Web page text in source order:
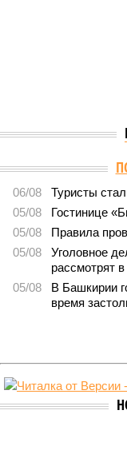
Версия //Бизнес //БКК
БКК требует с
Восточного выезда
Долг на
БКК требует с
Компания
Башкирии о
строительством